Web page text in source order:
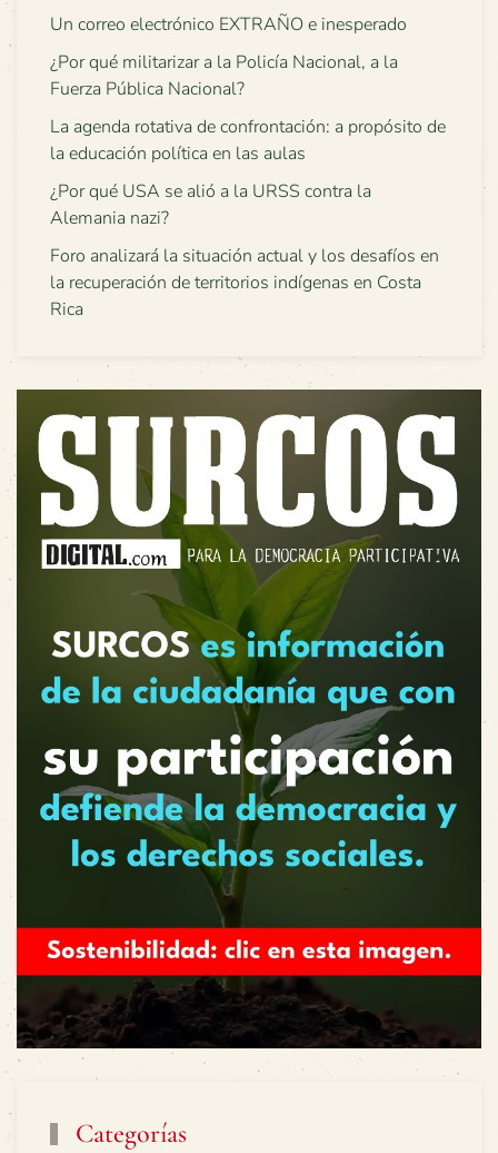
Un correo electrónico EXTRAÑO e inesperado
¿Por qué militarizar a la Policía Nacional, a la
Fuerza Pública Nacional?
La agenda rotativa de confrontación: a propósito de
la educación política en las aulas
¿Por qué USA se alió a la URSS contra la
Alemania nazi?
Foro analizará la situación actual y los desafíos en
la recuperación de territorios indígenas en Costa
Rica
Categorías